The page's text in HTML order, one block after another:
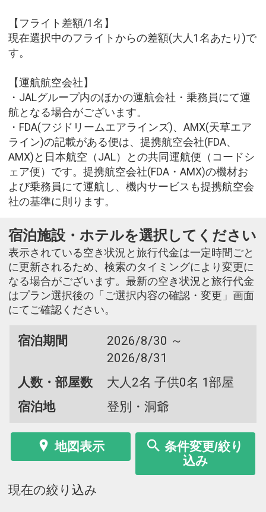
【フライト差額/1名】
現在選択中のフライトからの差額(大人1名あたり)で
す。
【運航航空会社】
・JALグループ内のほかの運航会社・乗務員にて運
航となる場合がございます。
・FDA(フジドリームエアラインズ)、AMX(天草エア
ライン)の記載がある便は、提携航空会社(FDA、
AMX)と日本航空（JAL）との共同運航便（コードシ
ェア便）です。提携航空会社(FDA・AMX)の機材お
よび乗務員にて運航し、機内サービスも提携航空会
社の基準に則ります。
宿泊施設・ホテルを選択してください
表示されている空き状況と旅行代金は一定時間ごと
に更新されるため、検索のタイミングにより変更に
なる場合がございます。最新の空き状況と旅行代金
はプラン選択後の「ご選択内容の確認・変更」画面
にてご確認ください。
宿泊期間
2026/8/30 ～
2026/8/31
人数・部屋数
大人2名 子供0名 1部屋
宿泊地
登別・洞爺
地図表示
条件変更/絞り
込み
現在の絞り込み